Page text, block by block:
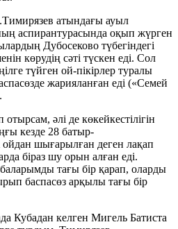
атындағы ауыл
аспирантурасында оқып жүрген
Дубосеково түбегіндегі
көрудің сәті түскен еді. Сол
түйген ой-пікірлер туралы
жарияланған еді («Семей
әлі де көкейкестілігін
кезде 28 батыр-
шығарылған деген лақап
біраз шу орын алған еді.
тағы бір қарап, оларды
баспасөз арқылы тағы бір
Кубадан келген Мигель Батиста